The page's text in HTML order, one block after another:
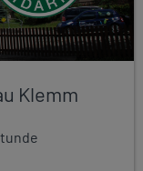
Klemm